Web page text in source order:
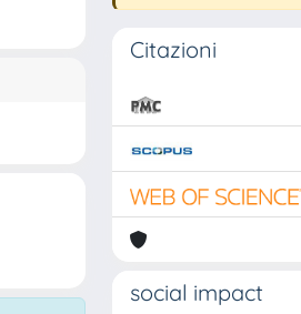
Citazioni
social impact